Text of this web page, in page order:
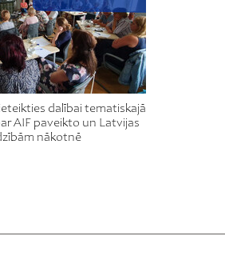
dalībai tematiskajā
AIF paveikto un Latvijas
nākotnē